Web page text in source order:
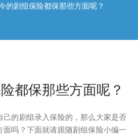
的剧组保险都保那些方面呢？
都保那些方面呢？
的剧组录入保险的，那么大家是否
面吗？下面就请跟随剧组保险小编一